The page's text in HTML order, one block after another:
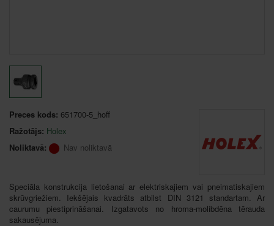
Preces kods: 651700-5_hoff
Ražotājs: Holex
Noliktavā:
Nav noliktavā
Speciāla konstrukcija lietošanai ar elektriskajiem vai pneimatiskajiem
skrūvgriežiem. Iekšējais kvadrāts atbilst DIN 3121 standartam. Ar
caurumu piestiprināšanai. Izgatavots no hroma-molibdēna tērauda
sakausējuma.